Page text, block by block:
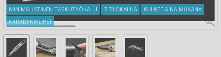
MINIMALISTINEN TASKUTYÖKALU 7 TYÖKALUA
KULKEE AINA MUKANA
KARABIINIKLIPSI